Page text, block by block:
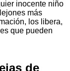
inocente niño
más
los libera,
que pueden
de